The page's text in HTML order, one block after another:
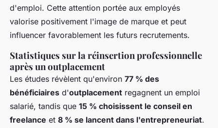
d'emploi. Cette attention portée aux employés
valorise positivement l'image de marque et peut
influencer favorablement les futurs recrutements.
Statistiques sur la réinsertion professionnelle
après un outplacement
Les études révèlent qu'environ 77 % des
bénéficiaires d'outplacement regagnent un emploi
salarié, tandis que 15 % choisissent le conseil en
freelance et 8 % se lancent dans l'entrepreneuriat.